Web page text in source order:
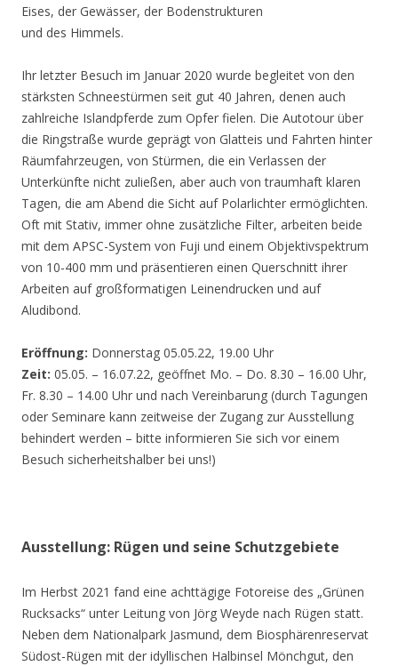
Eises, der Gewässer, der Bodenstrukturen
und des Himmels.
Ihr letzter Besuch im Januar 2020 wurde begleitet von den
stärksten Schneestürmen seit gut 40 Jahren, denen auch
zahlreiche Islandpferde zum Opfer fielen. Die Autotour über
die Ringstraße wurde geprägt von Glatteis und Fahrten hinter
Räumfahrzeugen, von Stürmen, die ein Verlassen der
Unterkünfte nicht zuließen, aber auch von traumhaft klaren
Tagen, die am Abend die Sicht auf Polarlichter ermöglichten.
Oft mit Stativ, immer ohne zusätzliche Filter, arbeiten beide
mit dem APSC-System von Fuji und einem Objektivspektrum
von 10-400 mm und präsentieren einen Querschnitt ihrer
Arbeiten auf großformatigen Leinendrucken und auf
Aludibond.
Eröffnung: Donnerstag 05.05.22, 19.00 Uhr
Zeit: 05.05. – 16.07.22, geöffnet Mo. – Do. 8.30 – 16.00 Uhr,
Fr. 8.30 – 14.00 Uhr und nach Vereinbarung (durch Tagungen
oder Seminare kann zeitweise der Zugang zur Ausstellung
behindert werden – bitte informieren Sie sich vor einem
Besuch sicherheitshalber bei uns!)
Ausstellung: Rügen und seine Schutzgebiete
Im Herbst 2021 fand eine achttägige Fotoreise des „Grünen
Rucksacks“ unter Leitung von Jörg Weyde nach Rügen statt.
Neben dem Nationalpark Jasmund, dem Biosphärenreservat
Südost-Rügen mit der idyllischen Halbinsel Mönchgut, den